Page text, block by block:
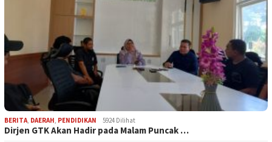
BERITA DAERAH PENDIDIKAN 5924 Dilihat
Dirjen GTK Akan Hadir pada Malam Puncak …